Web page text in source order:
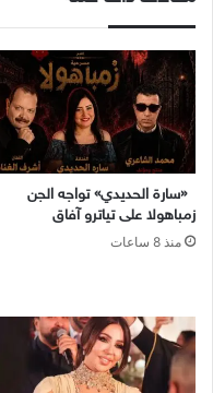
«سارة الحديدي» تواجه الجن
زمباهولا على تياترو آفاق
منذ 8 ساعات